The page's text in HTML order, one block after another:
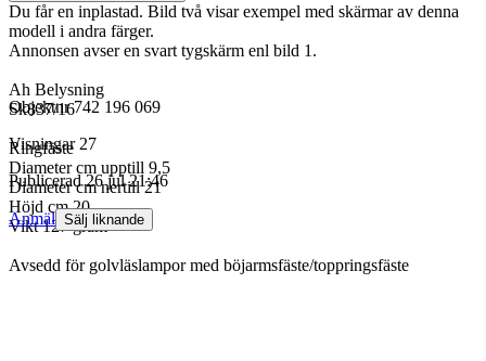
Du får en inplastad. Bild två visar exempel med skärmar av denna
modell i andra färger.
Annonsen avser en svart tygskärm enl bild 1.
Ah Belysning
Sk837/16
Ringfäste
Diameter cm upptill 9,5
Diameter cm nertill 21
Höjd cm 20
Vikt 127 gram
Avsedd för golvläslampor med böjarmsfäste/toppringsfäste
Objektnr 742 196 069
Visningar 27
Publicerad 26 jul 21:46
Anmäl Sälj liknande